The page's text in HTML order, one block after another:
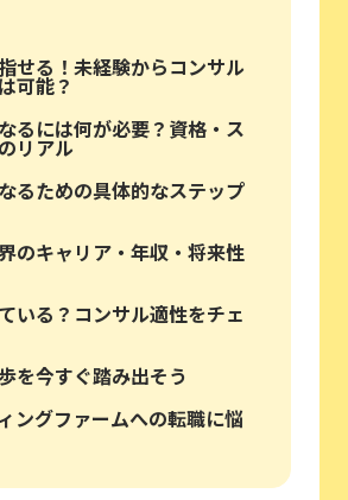
せる！未経験からコンサル
可能？
るには何が必要？資格・ス
リアル
るための具体的なステップ
のキャリア・年収・将来性
いる？コンサル適性をチェ
を今すぐ踏み出そう
ングファームへの転職に悩